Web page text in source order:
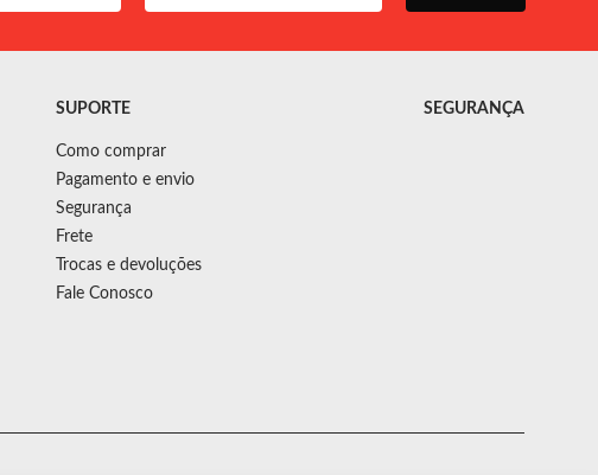
SUPORTE
Como comprar
Pagamento e envio
Segurança
Frete
Trocas e devoluções
Fale Conosco
SEGURANÇA